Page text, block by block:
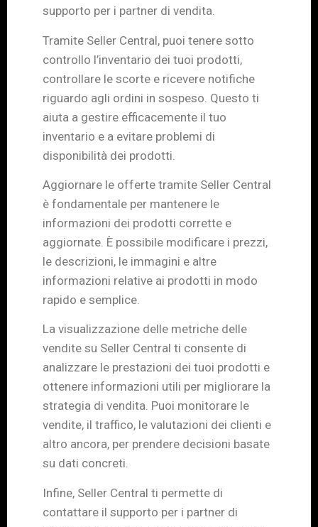
supporto per i partner di vendita.
Tramite Seller Central, puoi tenere sotto
controllo l’inventario dei tuoi prodotti,
controllare le scorte e ricevere notifiche
riguardo agli ordini in sospeso. Questo ti
aiuta a gestire efficacemente il tuo
inventario e a evitare problemi di
disponibilità dei prodotti.
Aggiornare le offerte tramite Seller Central
è fondamentale per mantenere le
informazioni dei prodotti corrette e
aggiornate. È possibile modificare i prezzi,
le descrizioni, le immagini e altre
informazioni relative ai prodotti in modo
rapido e semplice.
La visualizzazione delle metriche delle
vendite su Seller Central ti consente di
analizzare le prestazioni dei tuoi prodotti e
ottenere informazioni utili per migliorare la
strategia di vendita. Puoi monitorare le
vendite, il traffico, le valutazioni dei clienti e
altro ancora, per prendere decisioni basate
su dati concreti.
Infine, Seller Central ti permette di
contattare il supporto per i partner di